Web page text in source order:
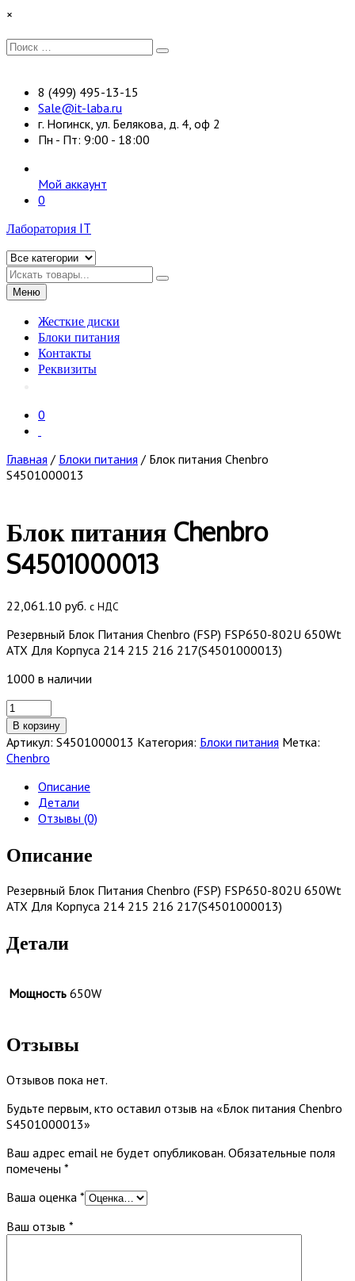
Перейти
содержимому
×
Искать:
Поиск
8 (499) 495-13-15
Sale@it-laba.ru
г. Ногинск, ул. Белякова, д. 4, оф 2
Пн - Пт: 9:00 - 18:00
Мой аккаунт
0
Лаборатория IT
Искать
Меню
Жесткие диски
Блоки питания
Контакты
Реквизиты
0
Главная / Блоки питания / Блок питания Chenbro
S4501000013
Блок питания Chenbro
S4501000013
22,061.10 руб. с НДС
Резервный Блок Питания Chenbro (FSP) FSP650-802U 650Wt
ATX Для Корпуса 214 215 216 217(S4501000013)
1000 в наличии
Количество
товара
Блок
питания
Chenbro
S4501000013
В корзину
Артикул: S4501000013 Категория: Блоки питания Метка:
Chenbro
Описание
Детали
Отзывы (0)
Описание
Резервный Блок Питания Chenbro (FSP) FSP650-802U 650Wt
ATX Для Корпуса 214 215 216 217(S4501000013)
Детали
Мощность 650W
Отзывы
Отзывов пока нет.
Будьте первым, кто оставил отзыв на «Блок питания Chenbro
S4501000013»
Ваш адрес email не будет опубликован. Обязательные поля
помечены *
Ваша оценка *
Ваш отзыв *